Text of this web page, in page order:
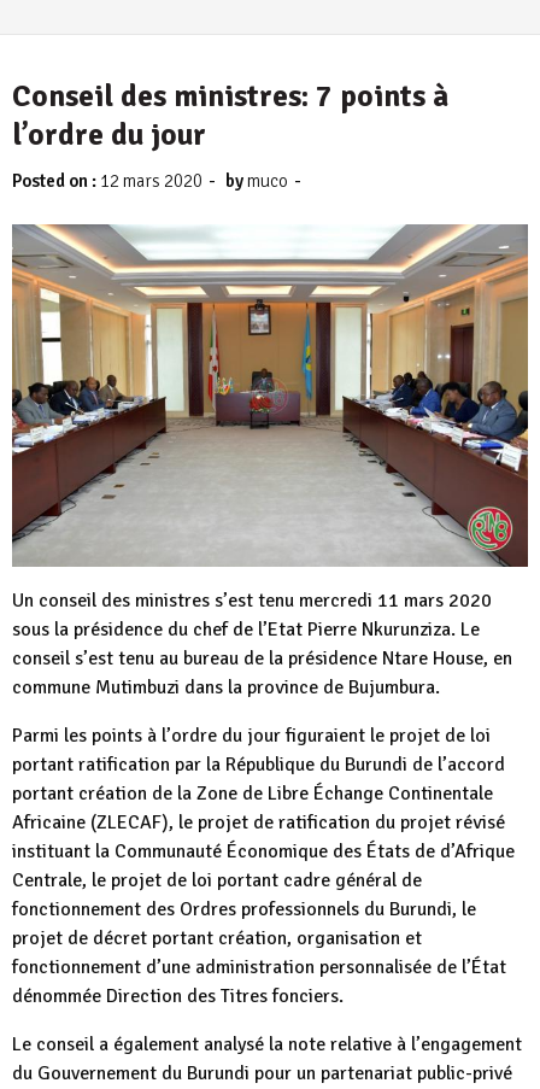
Conseil des ministres: 7 points à
l’ordre du jour
Posted on : 12 mars 2020 - bymuco -
Un conseil des ministres s’est tenu mercredi 11 mars 2020
sous la présidence du chef de l’Etat Pierre Nkurunziza. Le
conseil s’est tenu au bureau de la présidence Ntare House, en
commune Mutimbuzi dans la province de Bujumbura.
Parmi les points à l’ordre du jour figuraient le projet de loi
portant ratification par la République du Burundi de l’accord
portant création de la Zone de Libre Échange Continentale
Africaine (ZLECAF), le projet de ratification du projet révisé
instituant la Communauté Économique des États de d’Afrique
Centrale, le projet de loi portant cadre général de
fonctionnement des Ordres professionnels du Burundi, le
projet de décret portant création, organisation et
fonctionnement d’une administration personnalisée de l’État
dénommée Direction des Titres fonciers.
Le conseil a également analysé la note relative à l’engagement
du Gouvernement du Burundi pour un partenariat public-privé